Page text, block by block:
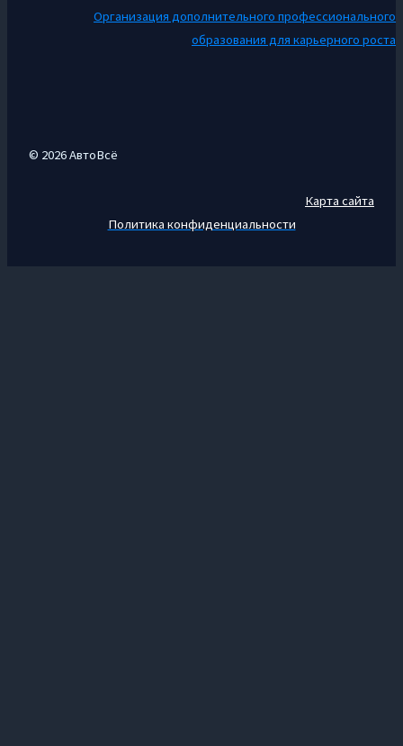
Организация дополнительного профессионального
образования для карьерного роста
© 2026 АвтоВсё
Карта сайта
Политика конфиденциальности